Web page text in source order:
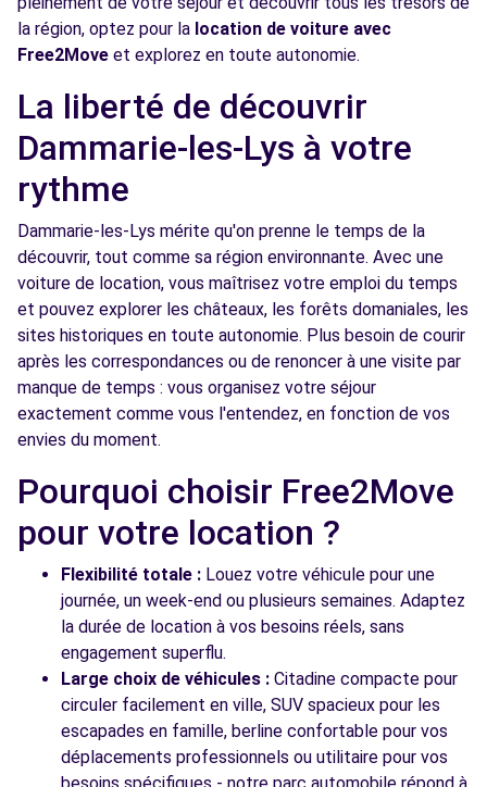
Free2Move Rent - SARL GM PASQUIER
AUTOS - SAVIGNY-LE-TEMPLE (C)
AVENUE DU 8 MAI 1945
Free2Move Rent - METIN AVON - AVON
(C)
12.7
km
66 AVENUE DE VALVINS
AVON, 77210
Voir l'agence
Free2Move Rent - PIECES AUTO TOUTES
MARQUES - MOISSY-CRAMAYEL (C)
12.9
109 AVENUE PHILIPPE BUR
MOISSY-CRAMAYEL, 77550
Voir l'agence
Voir toutes les agences
la région, optez pour la location de voiture avec
Free2Move et explorez en toute autonomie.
La liberté de découvrir
Dammarie-les-Lys à votre
rythme
Dammarie-les-Lys mérite qu'on prenne le temps de la
découvrir, tout comme sa région environnante. Avec une
voiture de location, vous maîtrisez votre emploi du temps
et pouvez explorer les châteaux, les forêts domaniales, les
sites historiques en toute autonomie. Plus besoin de courir
après les correspondances ou de renoncer à une visite par
manque de temps : vous organisez votre séjour
exactement comme vous l'entendez, en fonction de vos
envies du moment.
Pourquoi choisir Free2Move
pour votre location ?
Flexibilité totale : Louez votre véhicule pour une
journée, un week-end ou plusieurs semaines. Adaptez
la durée de location à vos besoins réels, sans
engagement superflu.
Large choix de véhicules : Citadine compacte pour
circuler facilement en ville, SUV spacieux pour les
escapades en famille, berline confortable pour vos
déplacements professionnels ou utilitaire pour vos